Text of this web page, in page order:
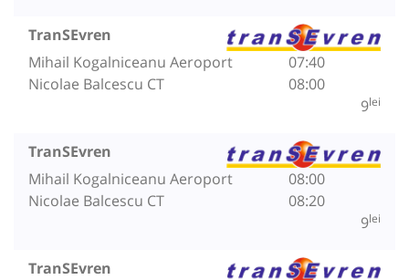
TranSEvren
Mihail Kogalniceanu Aeroport
Nicolae Balcescu CT
07:40
08:00
9lei
TranSEvren
Mihail Kogalniceanu Aeroport
Nicolae Balcescu CT
08:00
08:20
9lei
TranSEvren